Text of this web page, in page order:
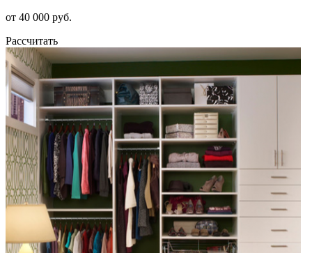
от 40 000 руб.
Рассчитать